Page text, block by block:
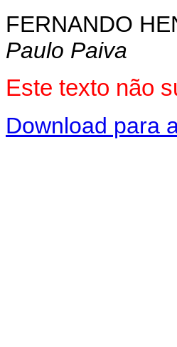
FERNANDO
Paulo Paiva
Este texto não
Download para